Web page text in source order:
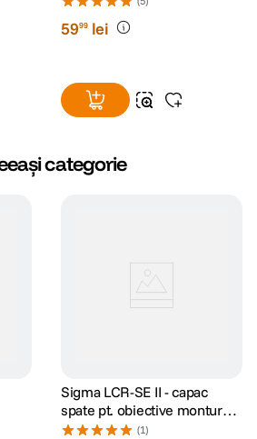
5999 lei
categorie
Sigma LCR-SE II - capac
spate pt. obiective montura
Sony E
(1)